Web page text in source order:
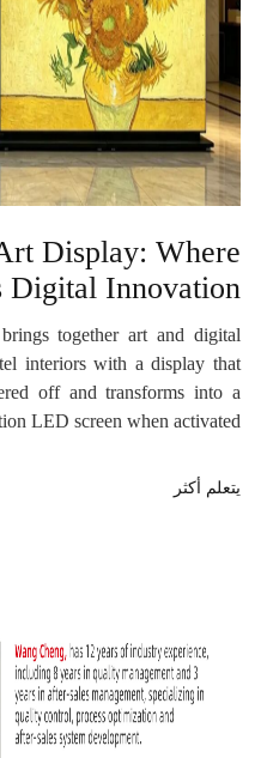
Display: Where
Digital Innovation
together art and digital
interiors with a display that
off and transforms into a
LED screen when activated.
يتعلم أكثر